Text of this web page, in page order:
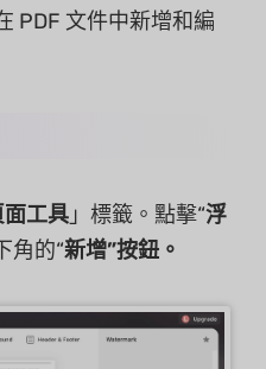
PDF 文件中新增和編
面工具 」標籤。點擊“浮
角的“新增”按鈕。